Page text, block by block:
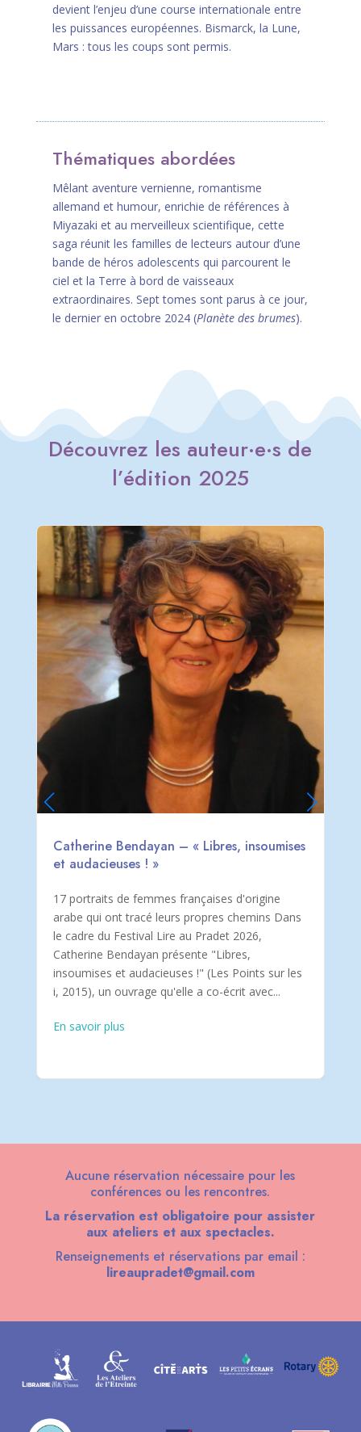
devient l’enjeu d’une course internationale entre
les puissances européennes. Bismarck, la Lune,
Mars : tous les coups sont permis.
Thématiques abordées
Mêlant aventure vernienne, romantisme
allemand et humour, enrichie de références à
Miyazaki et au merveilleux scientifique, cette
saga réunit les familles de lecteurs autour d’une
bande de héros adolescents qui parcourent le
ciel et la Terre à bord de vaisseaux
extraordinaires. Sept tomes sont parus à ce jour,
le dernier en octobre 2024 (Planète des brumes).
Découvrez les auteur·e·sde
l’édition 2025
Catherine Bendayan – « Libres, insoumises
et audacieuses ! »
17 portraits de femmes françaises d'origine
arabe qui ont tracé leurs propres chemins Dans
le cadre du Festival Lire au Pradet 2026,
Catherine Bendayan présente "Libres,
insoumises et audacieuses !" (Les Points sur les
i, 2015), un ouvrage qu'elle a co-écrit avec...
En savoir plus
Aucune réservation nécessaire pour les
conférences ou les rencontres.
La réservation est obligatoire pour assister
aux ateliers et aux spectacles.
Renseignements et réservations par email :
lireaupradet@gmail.com